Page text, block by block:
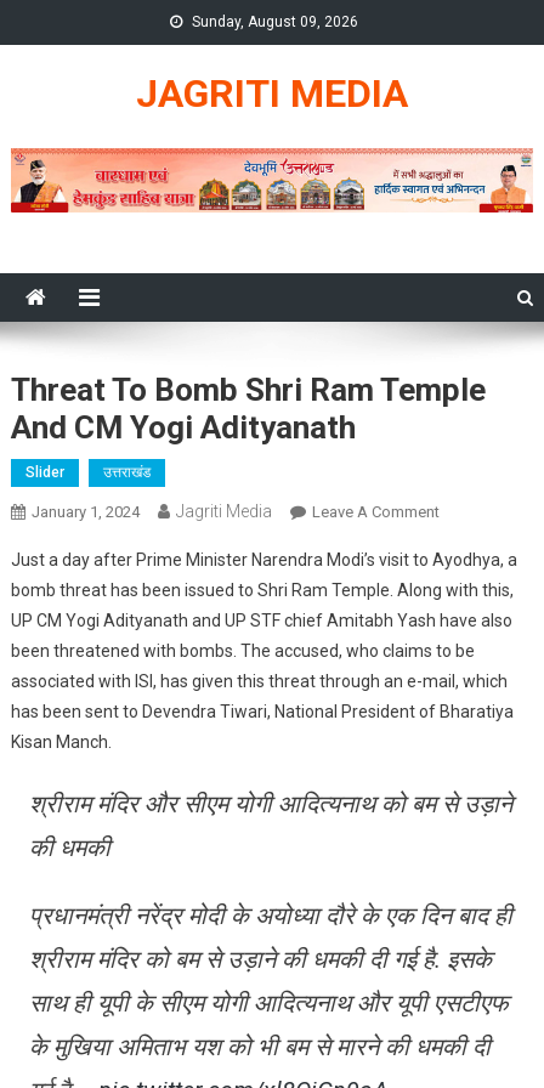
to
Sunday, August 09, 2026
JAGRITI MEDIA
Threat To Bomb Shri Ram Temple
And CM Yogi Adityanath
Slider उत्तराखंड
January 1, 2024 Jagriti Media Leave A CommentOn
To
Bomb
Shri
Ram
Temple
And
Adityanath
Just a day after Prime Minister Narendra Modi’s visit to Ayodhya, a
bomb threat has been issued to Shri Ram Temple. Along with this,
UP CM Yogi Adityanath and UP STF chief Amitabh Yash have also
been threatened with bombs. The accused, who claims to be
associated with ISI, has given this threat through an e-mail, which
has been sent to Devendra Tiwari, National President of Bharatiya
Kisan Manch.
श्रीराम मंदिर और सीएम योगी आदित्यनाथ को बम से उड़ाने
की धमकी
प्रधानमंत्री नरेंद्र मोदी के अयोध्या दौरे के एक दिन बाद ही
श्रीराम मंदिर को बम से उड़ाने की धमकी दी गई है. इसके
साथ ही यूपी के सीएम योगी आदित्यनाथ और यूपी एसटीएफ
के मुखिया अमिताभ यश को भी बम से मारने की धमकी दी